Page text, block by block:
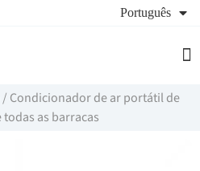
Português
/ Condicionador de ar portátil de
as barracas